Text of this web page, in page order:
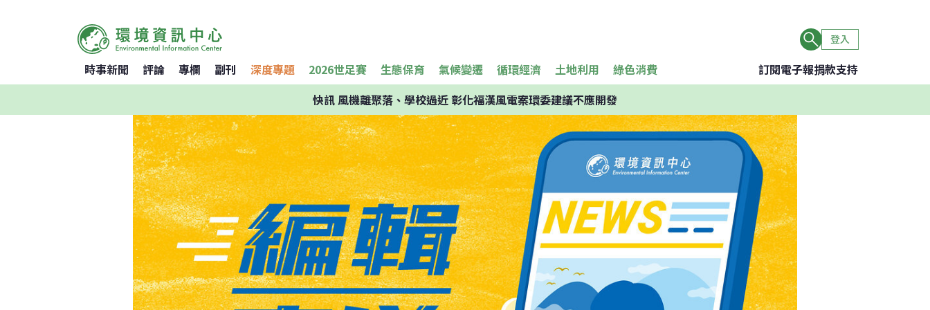
登入
時事新聞 評論 專欄 副刊 深度專題 2026世足賽 生態保育 氣候變遷 循環經濟 土地利用 綠色消費 訂閱電子報捐款支持
快訊風機離聚落、學校過近 彰化福漢風電案環委建議不應開發